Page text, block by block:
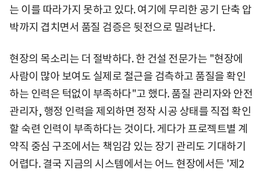
는 이를 따라가지 못하고 있다. 여기에 무리한 공기 단축 압
박까지 겹치면서 품질 검증은 뒷전으로 밀려난다.
현장의 목소리는 더 절박하다. 한 건설 전문가는 "현장에
사람이 많아 보여도 실제로 철근을 검측하고 품질을 확인
하는 인력은 턱없이 부족하다"고 했다. 품질 관리자와 안전
관리자, 행정 인력을 제외하면 정작 시공 상태를 직접 확인
할 숙련 인력이 부족하다는 것이다. 게다가 프로젝트별 계
약직 중심 구조에서는 책임감 있는 장기 관리도 기대하기
어렵다. 결국 지금의 시스템에서는 어느 현장에서든 '제2